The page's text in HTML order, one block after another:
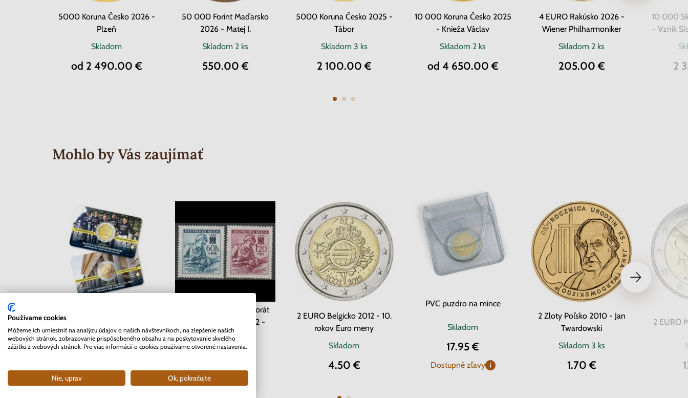
5000 Koruna Česko 2026 -
Plzeň
Skladom
od 2 490.00 €
50 000 Forint Maďarsko
2026 - Matej I.
Skladom 2 ks
550.00 €
5000 Koruna Česko 2025 -
Tábor
Skladom 3 ks
2 100.00 €
10 000 Koruna Česko 2025
- Knieža Václav
Skladom 2 ks
od 4 650.00 €
4 EURO Rakúsko 2026 -
Wiener Philharmoniker
Skladom 2 ks
205.00 €
10 000
- Vznik
2
Mohlo by Vás zaujímať
coincard
Skladom
Séria známok Protektorát
Čechy a Morava 1942 -
Červený kríž
Skladom2 ks
2 EURO Belgicko 2012 - 10.
rokov Euro meny
Skladom
4.50 €
PVC puzdro na mince
Skladom
17.95 €
Dostupné zľavy
2 Zloty Poľsko 2010 - Jan
Twardowski
Skladom 3 ks
1.70 €
2 EURO
Používame cookies
Môžeme ich umiestniť na analýzu údajov o našich návštevníkoch, na zlepšenie našich
webových stránok, zobrazovanie prispôsobeného obsahu a na poskytovanie skvelého
zážitku z webových stránok. Pre viac informácií o cookies používame otvorené nastavenia.
Nie, uprav Ok, pokračujte